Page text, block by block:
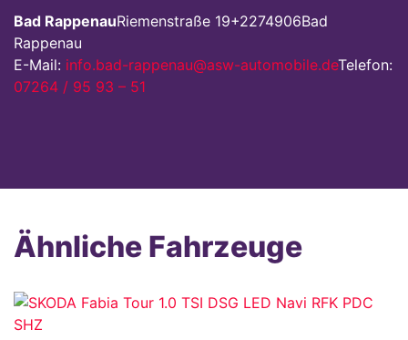
Bad RappenauRiemenstraße 19+2274906Bad
Rappenau
E-Mail: info.bad-rappenau@asw-automobile.deTelefon:
07264 / 95 93 – 51
Ähnliche Fahrzeuge